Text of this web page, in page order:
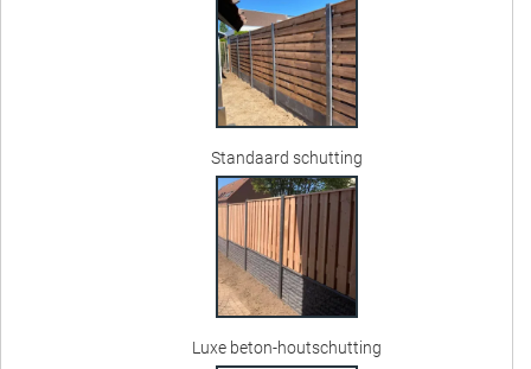
Standaard schutting
Luxe beton-houtschutting